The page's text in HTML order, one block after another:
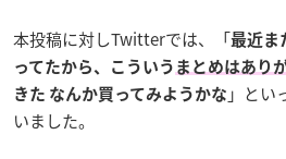
本投稿に対しTwitterでは、「最近ま
ってたから、こういう まとめはあり
きた なんか買ってみようかな 」とい
いました。